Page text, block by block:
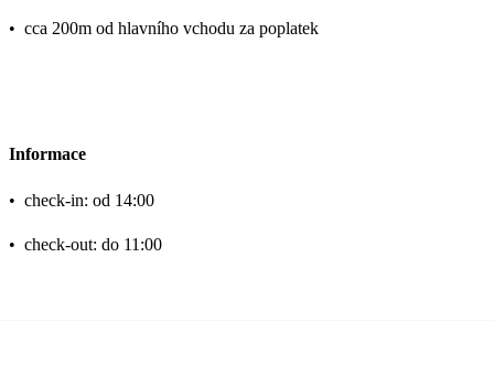
• cca 200m od hlavního vchodu za poplatek
Informace
• check-in: od 14:00
• check-out: do 11:00